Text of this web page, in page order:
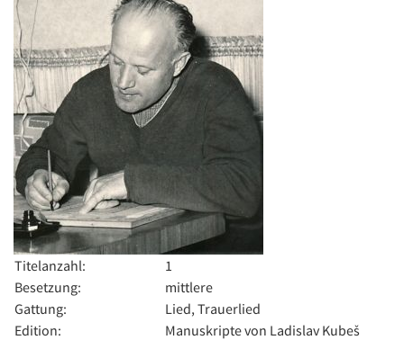
Titelanzahl:
1
Besetzung:
mittlere
Gattung:
Lied, Trauerlied
Edition:
Manuskripte von Ladislav Kubeš